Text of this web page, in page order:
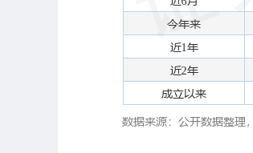
深证成指